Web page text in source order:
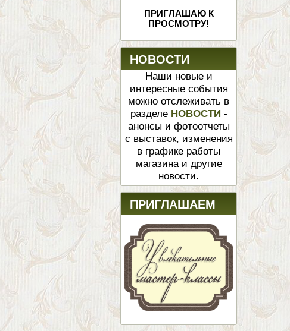
ПРИГЛАШАЮ К
ПРОСМОТРУ!
НОВОСТИ
Наши новые и
интересные события
можно отслеживать в
разделе НОВОСТИ -
анонсы и фотоотчеты
с выставок, изменения
в графике работы
магазина и другие
новости.
ПРИГЛАШАЕМ